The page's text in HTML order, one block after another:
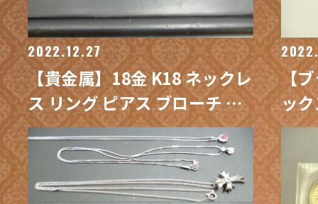
2022.12.27
【貴金属】18金 K18 ネックレ
ス リング ピアス ブローチ 買
取 / 買取専門 金沢買取プラザ
【
ッ
ス
ザ